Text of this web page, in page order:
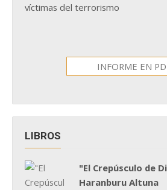
víctimas del terrorismo
INFORME EN
LIBROS
"El Crepúsculo de
Haranburu Altuna